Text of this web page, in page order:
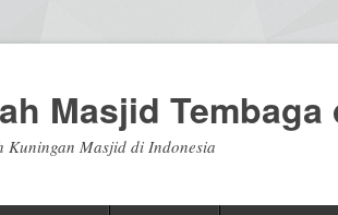
Masjid
Kuningan Masjid di Indonesia